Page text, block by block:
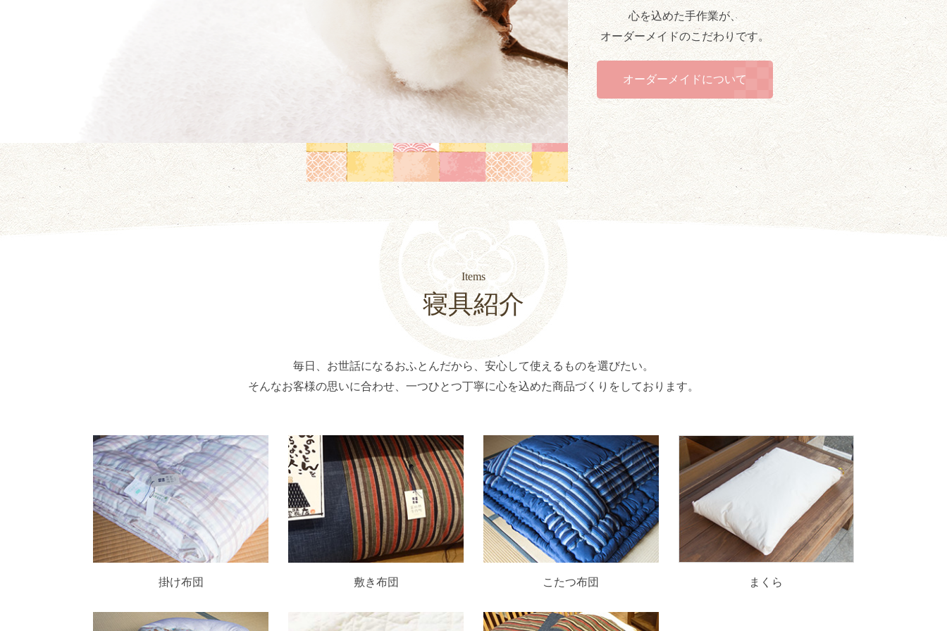
心を込めた手作業が、
オーダーメイドのこだわりです。
オーダーメイドについて
Items
寝具紹介
毎日、お世話になるおふとんだから、安心して使えるものを選びたい。
そんなお客様の思いに合わせ、一つひとつ丁寧に心を込めた商品づくりをしております。
掛け布団 敷き布団 こたつ布団 まくら